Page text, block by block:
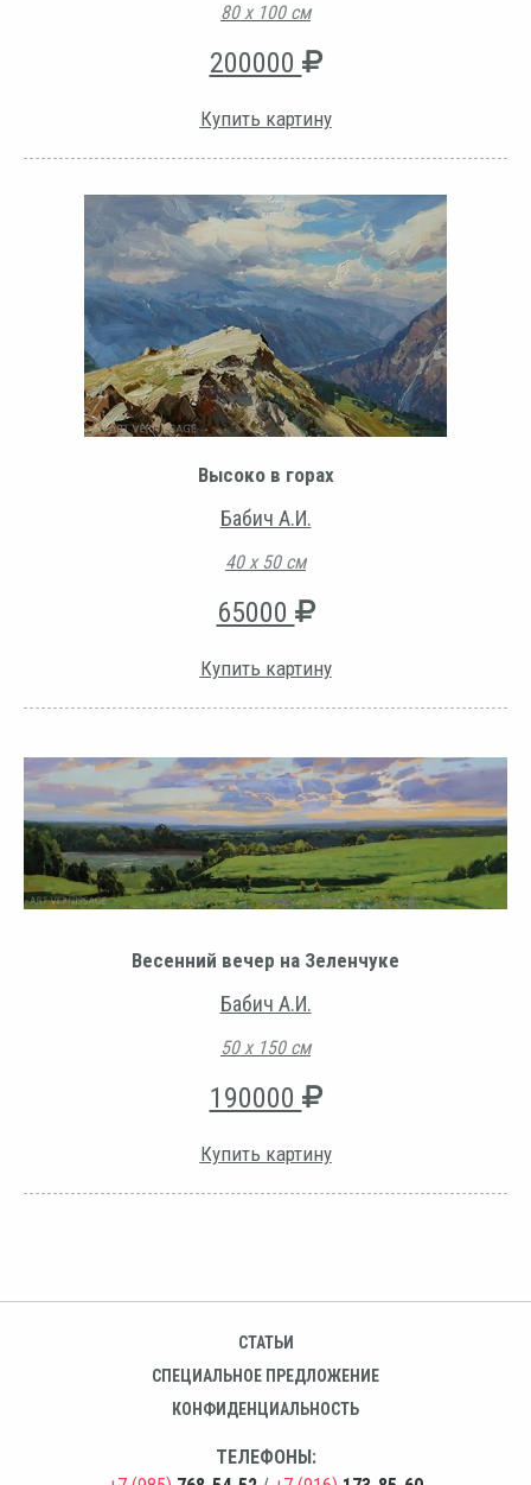
80 х 100 см
200000
Купить картину
Высоко в горах
Бабич А.И.
40 х 50 см
65000
Купить картину
Весенний вечер на Зеленчуке
Бабич А.И.
50 х 150 см
190000
Купить картину
СТАТЬИ
СПЕЦИАЛЬНОЕ ПРЕДЛОЖЕНИЕ
КОНФИДЕНЦИАЛЬНОСТЬ
ТЕЛЕФОНЫ: